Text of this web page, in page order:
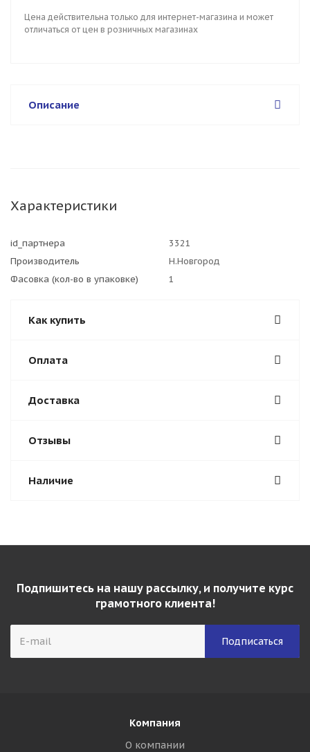
Цена действительна только для интернет-магазина и может
отличаться от цен в розничных магазинах
Описание
Характеристики
id_партнера
3321
Производитель
Н.Новгород
Фасовка (кол-во в упаковке)
1
Как купить
Оплата
Доставка
Отзывы
Наличие
Подпишитесь на нашу рассылку, и получите курс
грамотного клиента!
Компания
О компании